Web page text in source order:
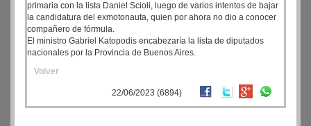
primaria con la lista Daniel Scioli, luego de varios intentos de bajar
la candidatura del exmotonauta, quien por ahora no dio a conocer
compañero de fórmula.
El ministro Gabriel Katopodis encabezaría la lista de diputados
nacionales por la Provincia de Buenos Aires.
Volver
22/06/2023 (6894)